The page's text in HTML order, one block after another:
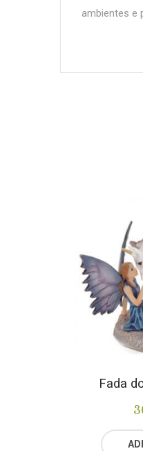
ambientes e
Fada